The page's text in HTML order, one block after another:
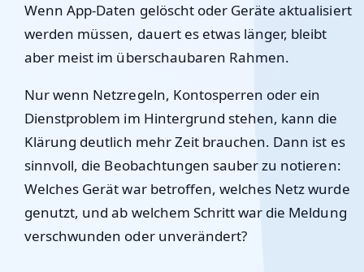
Wenn App-Daten gelöscht oder Geräte aktualisiert
werden müssen, dauert es etwas länger, bleibt
aber meist im überschaubaren Rahmen.
Nur wenn Netzregeln, Kontosperren oder ein
Dienstproblem im Hintergrund stehen, kann die
Klärung deutlich mehr Zeit brauchen. Dann ist es
sinnvoll, die Beobachtungen sauber zu notieren:
Welches Gerät war betroffen, welches Netz wurde
genutzt, und ab welchem Schritt war die Meldung
verschwunden oder unverändert?